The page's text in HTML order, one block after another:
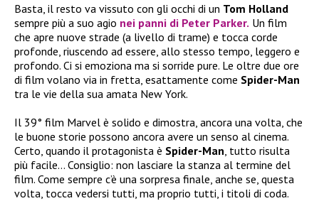
Basta, il resto va vissuto con gli occhi di un Tom Holland
sempre più a suo agio nei panni di Peter Parker. Un film
che apre nuove strade (a livello di trame) e tocca corde
profonde, riuscendo ad essere, allo stesso tempo, leggero e
profondo. Ci si emoziona ma si sorride pure. Le oltre due ore
di film volano via in fretta, esattamente come Spider-Man
tra le vie della sua amata New York.
Il 39° film Marvel è solido e dimostra, ancora una volta, che
le buone storie possono ancora avere un senso al cinema.
Certo, quando il protagonista è Spider-Man , tutto risulta
più facile… Consiglio: non lasciare la stanza al termine del
film. Come sempre c’è una sorpresa finale, anche se, questa
volta, tocca vedersi tutti, ma proprio tutti, i titoli di coda.